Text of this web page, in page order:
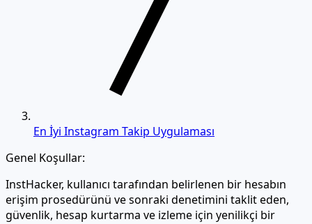
En İyi Instagram Takip Uygulaması
Genel Koşullar:
InstHacker, kullanıcı tarafından belirlenen bir hesabın
erişim prosedürünü ve sonraki denetimini taklit eden,
güvenlik, hesap kurtarma ve izleme için yenilikçi bir